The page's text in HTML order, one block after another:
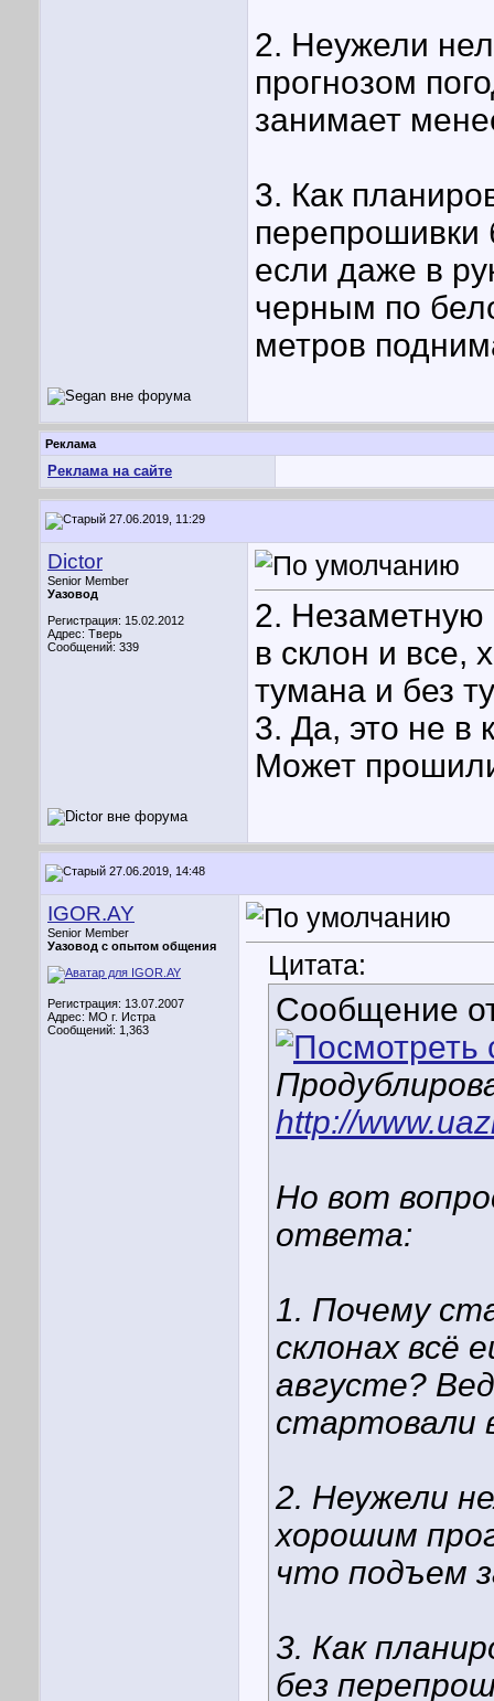
2. Неужели
прогнозом
занимает
3. Как
перепрошивки
если даже в
черным по
метров
Реклама
Реклама на сайте
27.06.2019, 11:29
Dictor
Senior Member
Уазовод
Регистрация: 15.02.2012
Адрес: Тверь
Сообщений: 339
2. Незаметную
в склон и все,
тумана и без
3. Да, это не в
Может
27.06.2019, 14:48
IGOR.AY
Senior Member
Уазовод с опытом общения
Регистрация: 13.07.2007
Адрес: МО г. Истра
Сообщений: 1,363
Цитата:
Сообщение
http://
Но вот
ответа:
1. Почему
склонах всё
августе?
стартовали
2. Неужели
хорошим
что подъем
3. Как
без